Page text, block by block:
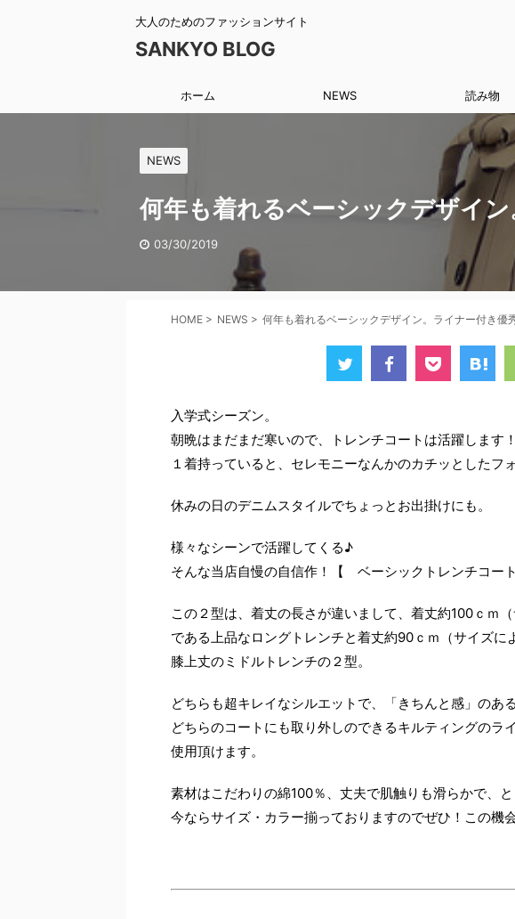
大人のためのファッションサイト
SANKYO BLOG
ホーム NEWS 読み物
NEWS
何年も着れるベーシックデザイ
03/30/2019
HOME > NEWS > 何年も着れるベーシックデザイン。ライナー付き優
入学式シーズン。
朝晩はまだまだ寒いので、トレンチコートは活躍します！
１着持っていると、セレモニーなんかのカチッとしたフ
休みの日のデニムスタイルでちょっとお出掛けにも。
様々なシーンで活躍してくる♪
そんな当店自慢の自信作！【 ベーシックトレンチコ
この２型は、着丈の長さが違いまして、着丈約100ｃｍ
である上品なロングトレンチと着丈約90ｃｍ（サイズに
膝上丈のミドルトレンチの２型。
どちらも超キレイなシルエットで、「きちんと感」のあ
どちらのコートにも取り外しのできるキルティングのラ
使用頂けます。
素材はこだわりの綿100％、丈夫で肌触りも滑らかで、
今ならサイズ・カラー揃っておりますのでぜひ！この機